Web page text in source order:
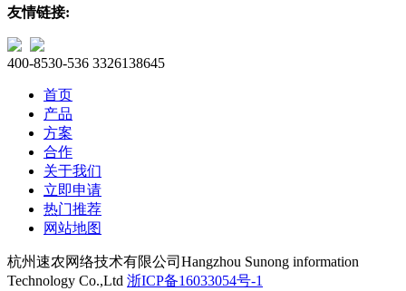
友情链接:
400-8530-536 3326138645
首页
产品
方案
合作
关于我们
立即申请
热门推荐
网站地图
杭州速农网络技术有限公司 Hangzhou Sunong information
Technology Co.,Ltd 浙ICP备16033054号-1